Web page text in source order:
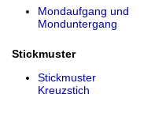
Mondaufgang und
Monduntergang
Stickmuster
Stickmuster
Kreuzstich